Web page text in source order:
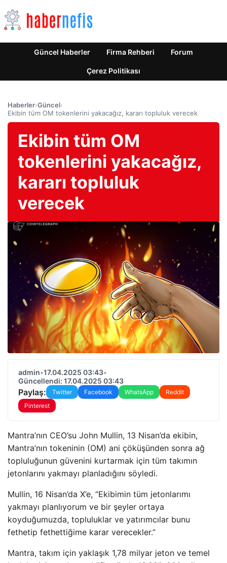
Güncel Haberler Firma Rehberi Forum
Çerez Politikası
Haberler›Güncel›
Ekibin tüm OM tokenlerini yakacağız, kararı topluluk verecek
Ekibin tüm OM
tokenlerini yakacağız,
kararı topluluk
verecek
admin•17.04.2025 03:43•
Güncellendi: 17.04.2025 03:43
Paylaş: Twitter Facebook WhatsApp
Reddit
Pinterest
Mantra’nın CEO’su John Mullin, 13 Nisan’da ekibin,
Mantra’nın tokeninin (OM) ani çöküşünden sonra ağ
topluluğunun güvenini kurtarmak için tüm takımın
jetonlarını yakmayı planladığını söyledi.
Mullin, 16 Nisan’da X’e, “Ekibimin tüm jetonlarımı
yakmayı planlıyorum ve bir şeyler ortaya
koyduğumuzda, topluluklar ve yatırımcılar bunu
fethetip fethettiğime karar verecekler.”
Mantra, takım için yaklaşık 1,78 milyar jeton ve temel